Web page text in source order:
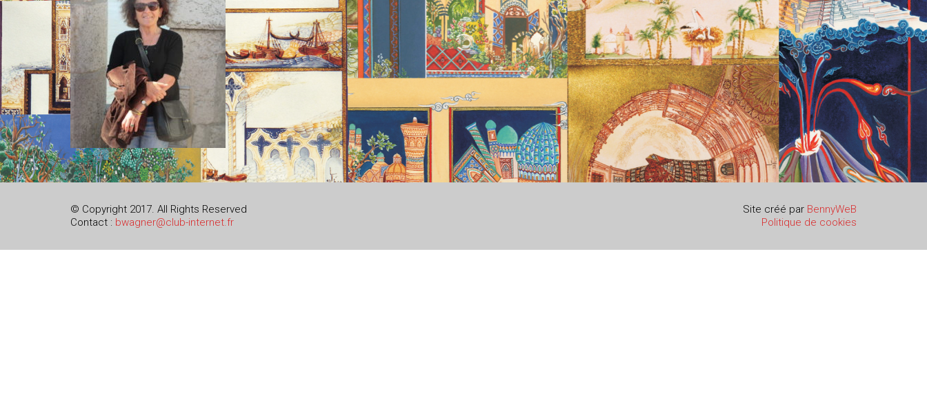
Site créé par BennyWeB
Politique de cookies
© Copyright 2017. All Rights Reserved
Contact : bwagner@club-internet.fr